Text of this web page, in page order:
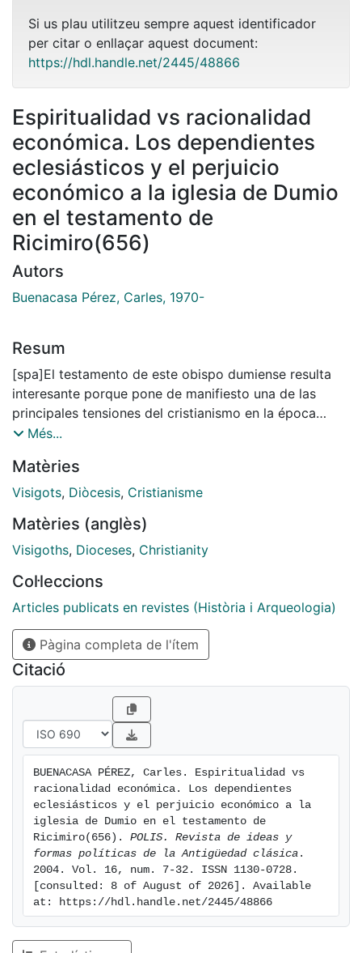
Si us plau utilitzeu sempre aquest identificador
per citar o enllaçar aquest document:
https://hdl.handle.net/2445/48866
Espiritualidad vs racionalidad
económica. Los dependientes
eclesiásticos y el perjuicio
económico a la iglesia de Dumio
en el testamento de
Ricimiro(656)
Autors
Buenacasa Pérez, Carles, 1970-
Resum
[spa]El testamento de este obispo dumiense resulta
interesante porque pone de manifiesto una de las
principales tensiones del cristianismo en la época
postconstantiniana: el dilema que se planteaba al
cristiano o anteponer los intereses económicos del
obispado. La legislación conciliar y civil conservada
era la adecuada gestión de las propiedades
eclesiásticas, tampoco se olvidaron de practicar la
asistenciales-. Asimismo, este documento resulta útil
para conocer la situación de los dependientes
eclesiásticos en la Hispania del s. VII.
[eng]The testament of this bishop of Dume is
interesting because it shows one of the main Christian
tensions in the post-constantinian times: the dilemma
outlined to the bishops when choosing among being a
good Christian or prefixing the economic interests of
the bishopric. The ecclesiastical and civilian legislation
indicates that, although the main concern of the
bishops was the right administration of the
ecclesiastical properties, they don"t forgot to practice
the charity-through the assistance tasks-. Also, this
document is useful to know the situation of the
ecclesiastical serfs in the seventh century Hispania.
Més...
Matèries
Visigots, Diòcesis, Cristianisme
Matèries (anglès)
Visigoths, Dioceses, Christianity
Col·leccions
Articles publicats en revistes (Història i Arqueologia)
Pàgina completa de l'ítem
Citació
BUENACASA PÉREZ, Carles. Espiritualidad vs
racionalidad económica. Los dependientes
eclesiásticos y el perjuicio económico a la
iglesia de Dumio en el testamento de
Ricimiro(656). POLIS. Revista de ideas y
formas políticas de la Antigüedad clásica .
2004. Vol. 16, num. 7-32. ISSN 1130-0728.
[consulted: 8 of August of 2026]. Available
at: https://hdl.handle.net/2445/48866